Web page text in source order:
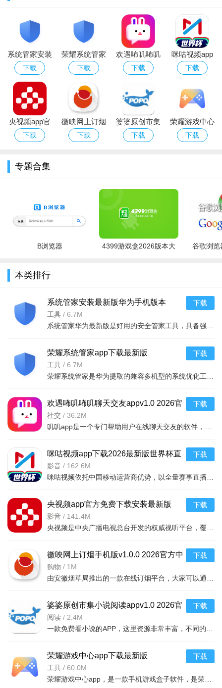
香溢家：浙江烟草零售户服务终端
云香印象
：云南烟草智慧门店管理
金丝利通：江苏烟草店铺经营助手
易捷便利店 ：中石化非油商品采购平台
京东掌柜宝：B2B快消品进货渠道
阿里零售通
：天猫小店一站式进货
美菜商城：餐饮零售食材批采平台
徽映网上订烟手机版特别说明
【安装技巧】
本软件仅支持安卓系统，安装前请开启"允许未
知来源应用"权限。若安装失败，请检查存储空间是否充足（建议
预留200MB以上），或尝试清除安装包后重新下载。部分机型需
【使用注意事项】
名认证，否则无法下单。订货时间为每日8:00-20:00，逾期订单
顺延至次日处理。请确保网络畅通，支付前仔细核对商品规格与
数量，订单提交后不可自行修改。
①登录提示"账号异常"：请联系当地烟草公司核
凭证并联系客服；③库存显示不准确：点击右上角刷新按钮同步
最新数据；④闪退或卡顿：清理缓存或升级至最新版本，仍无法
【重要提示】 请勿使用第三方插件或破解版本，以免造成账
号封禁或资金损失。客服热线：400-XXX-XXXX（工作日8:30-
系统管家安装
最新版华为手
机版本
下载
荣耀系统管家
app下载最新
下载
欢遇咘叽咘叽
聊天交友app
下载
咪咕视频app
下载2026最新
软件
下载
央视频app官
方免费下载安
下载
徽映网上订烟
手机版
下载
婆婆原创市集
小说阅读app
下载
荣耀游戏中心
app下载最新
下载
专题合集
B浏览器
4399游戏盒2026版本大
谷歌浏览
本类排行
系统管家安装最新版华为手机版本
v17.0.0.001安卓版
工具 / 6.7M
下载
荣耀系统管家app下载最新版
v17.0.0.001 安卓版
工具 / 6.7M
下载
欢遇咘叽咘叽聊天交友appv1.0 2026官
方中文版
社交 / 36.2M
下载
咪咕视频app下载2026最新版世界杯直
播软件v6.6.5安卓版
影音 / 162.6M
下载
央视频app官方免费下载安装最新版
2026v3.2.9.26065最新版
影音 / 141.4M
下载
徽映网上订烟手机版v1.0.0 2026官方中
文版
购物 / 1M
下载
婆婆原创市集小说阅读appv1.0 2026官
方中文版
阅读 / 2.4M
下载
荣耀游戏中心app下载最新版
2026v16.0.42.303安卓版
工具 / 60.0M
下载